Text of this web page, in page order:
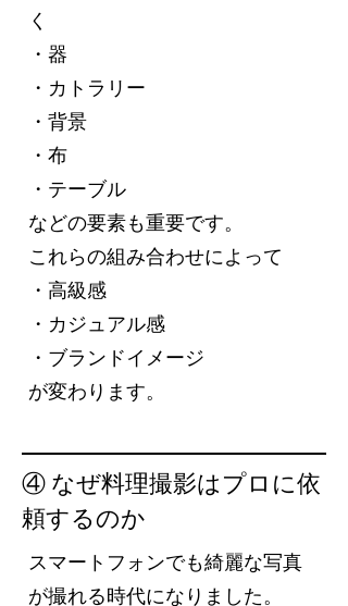
く
・器
・カトラリー
・背景
・布
・テーブル
などの要素も重要です。
これらの組み合わせによって
・高級感
・カジュアル感
・ブランドイメージ
が変わります。
④ なぜ料理撮影はプロに依
頼するのか
スマートフォンでも綺麗な写真
が撮れる時代になりました。